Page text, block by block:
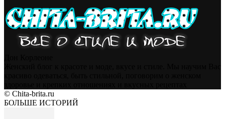
© Chita-brita.ru
БОЛЬШЕ ИСТОРИЙ